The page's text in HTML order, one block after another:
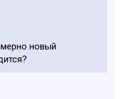
новый